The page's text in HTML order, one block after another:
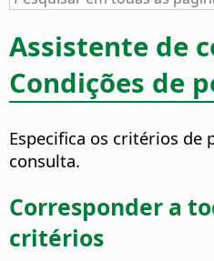
Assistente de
Condições de
Especifica os critérios de
consulta.
Corresponder a
critérios